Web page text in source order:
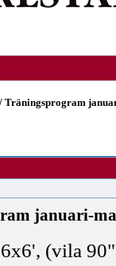
/Träningsprogram
januari-
6x6', (vila